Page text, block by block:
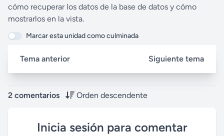
cómo recuperar los datos de la base de datos y cómo
mostrarlos en la vista.
Marcar esta unidad como culminada
Tema anterior Siguiente tema
2 comentarios Orden descendente
Inicia sesión para comentar